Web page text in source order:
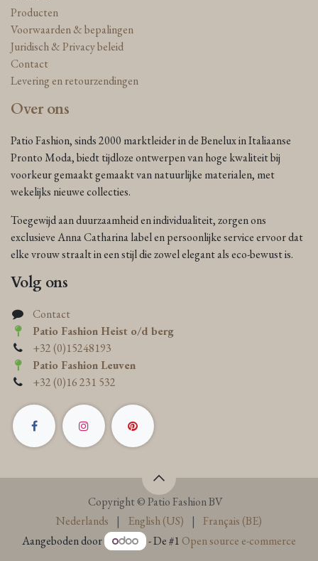
Producten
Voorwaarden & bepalingen
Juridisch & Privacy beleid
Contact
Levering en retourzendingen
Over ons
Patio Fashion, sinds 2000 marktleider in de Benelux in Italiaanse
Pronto Moda, biedt tijdloze ontwerpen van hoge kwaliteit bij
voorkeur gemaakt gemaakt van natuurlijke materialen, met
wekelijks nieuwe collecties.
Toegewijd aan duurzaamheid en individualiteit, zorgen ons
exclusieve Anna Catharina label en persoonlijke service ervoor dat
elke vrouw straalt in een stijl die zowel elegant als eco-bewust is.
Volg ons
Contact
Patio Fashion Heist o/d berg
+32 (0)15248193
Patio Fashion Leuven
+32 (0)16 231 532
Copyright © Patio Fashion BV
Nederlands
| English (US) |
Français (BE)
Aangeboden door
- De #1 Open source e-commerce